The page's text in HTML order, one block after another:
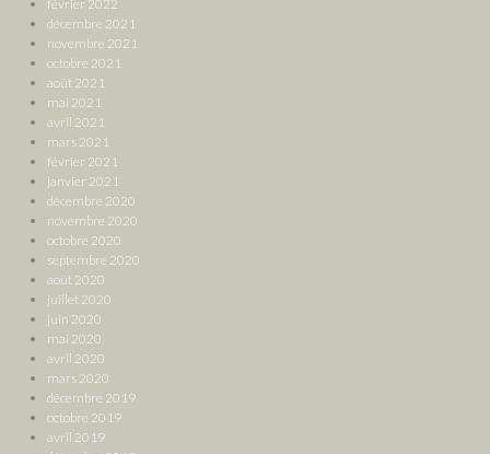
février 2022
décembre 2021
novembre 2021
octobre 2021
août 2021
mai 2021
avril 2021
mars 2021
février 2021
janvier 2021
décembre 2020
novembre 2020
octobre 2020
septembre 2020
août 2020
juillet 2020
juin 2020
mai 2020
avril 2020
mars 2020
décembre 2019
octobre 2019
avril 2019